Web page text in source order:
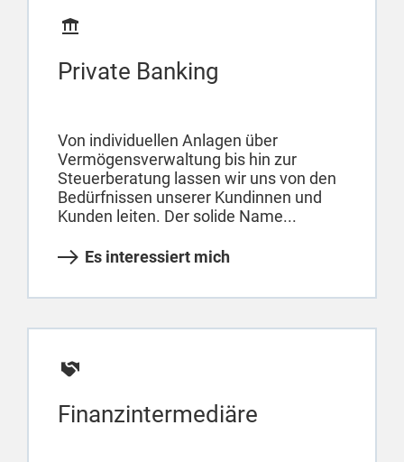
Private Banking
Von individuellen Anlagen über
Vermögensverwaltung bis hin zur
Steuerberatung lassen wir uns von den
Bedürfnissen unserer Kundinnen und
Kunden leiten. Der solide Name...
Es interessiert mich
Finanzintermediäre